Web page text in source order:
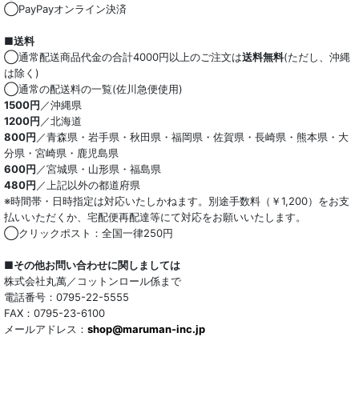
◯PayPayオンライン決済
■送料
◯通常配送商品代金の合計4000円以上のご注文は送料無料(ただし、沖縄
は除く)
◯通常の配送料の一覧(佐川急便使用)
1500円 ／沖縄県
1200円 ／北海道
800円 ／青森県・岩手県・秋田県・福岡県・佐賀県・長崎県・熊本県・大
分県・宮崎県・鹿児島県
600円 ／宮城県・山形県・福島県
480円 ／上記以外の都道府県
※時間帯・日時指定は対応いたしかねます。別途手数料（￥1,200）をお支
払いいただくか、宅配便再配達等にて対応をお願いいたします。
◯クリックポスト：全国一律250円
■その他お問い合わせに関しましては
株式会社丸萬／コットンロール係まで
電話番号：0795-22-5555
FAX：0795-23-6100
メールアドレス： shop@maruman-inc.jp